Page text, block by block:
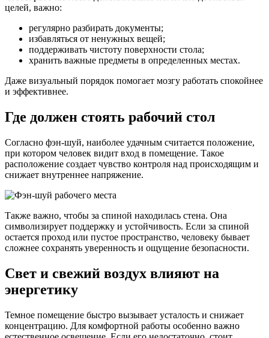
целей, важно:
регулярно разбирать документы;
избавляться от ненужных вещей;
поддерживать чистоту поверхности стола;
хранить важные предметы в определенных местах.
Даже визуальный порядок помогает мозгу работать спокойнее
и эффективнее.
Где должен стоять рабочий стол
Согласно фэн-шуй, наиболее удачным считается положение,
при котором человек видит вход в помещение. Такое
расположение создает чувство контроля над происходящим и
снижает внутреннее напряжение.
Также важно, чтобы за спиной находилась стена. Она
символизирует поддержку и устойчивость. Если за спиной
остается проход или пустое пространство, человеку бывает
сложнее сохранять уверенность и ощущение безопасности.
Свет и свежий воздух влияют на
энергетику
Темное помещение быстро вызывает усталость и снижает
концентрацию. Для комфортной работы особенно важно